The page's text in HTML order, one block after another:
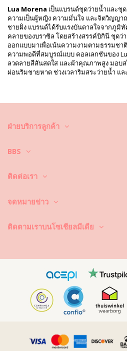
SKU: 1981123695
EAN: XS (7899918116346), S
L (7899670741268), XL
การอ้างอิงผู้จัดจำหน่าย: 30151035
น้ำหนัก: 115g / 0.25lb / 4.06oz
การพิมพ์ไม่ถูกต้องและอาจแตกต่างกั
การปรับแต่งภาพถ่าย
คำแนะนำในการ
ของคุณอย่างถูกวิธี เพราะเนื้อผ้าที่มีคุณภาพ
ที่สวยสดใสของชุดบิกินี่ แม้จะพูดอย่างนี้ แ
ผิวที่มีลักษณะขรุขระ เช่น พื้นคอนกรีตหิน (ข
ซักและทำความสะอาดอย่างไร? หลังจากก
ซักฟอกที่มีความรุนแรง เช่น น้ำยาล้างคร
สะอาดผ้าที่มีความอ่อนโยน ที่ช่วยเพิ่มควา
อย่าลืมนำชุดว่ายน้ำออกจากกระเป๋าชายห
ให้ชุดว่ายน้ำเปียกเป็นเวลานาน โดยเฉพา
และชื้น ทำไม? เพราะงานพิมพ์และลวดลา
นั่นเอง และถ้าหากชุดบิกินี่ของคุณประดับป
เย็บจีบ ให้คุณหลีกเลี่ยงการถูกแรงๆ หรือดึง
ชุดว่ายน้ำยังเปียกอยู่ เพราะเมื่อรอยเปื้อน
Lua Morena เป็นแบรนด์ชุดว่ายน้ำและชุ
ความเป็นผู้หญิง ความมั่นใจ และจิตวิญญ
ชายฝั่ง แบรนด์ได้รับแรงบันดาลใจจากภูมิ
คลายของบราซิล โดยสร้างสรรค์บิกินี ชุด
ออกแบบมาเพื่อเน้นความงามตามธรรมช
ความพอดีที่สมบูรณ์แบบ คอลเลกชันของ
ลวดลายสีสันสดใส และผ้าคุณภาพสูง มอบ
ผ่อนริมชายหาด ช่วงเวลาริมสระว่ายน้ำ แ
ฝ่ายบริการลูกค้า
BBS
ติดต่อเรา
จดหมายข่าว
ติดตามเราบนโซเชียลมีเดีย